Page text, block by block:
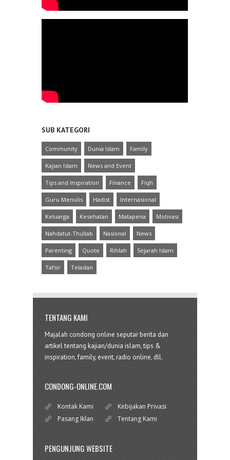
SUB KATEGORI
Community Dunia Islam Family
Kajian Islam News and Event
Tips and Inspiration Finance Fiqh
Guru Menulis Hadist Internasional
Keluarga Kesehatan Matapena Motivasi
Nahdatut-Thullab Nasional News
Parenting Quote Rihlah Sejarah Islam
Tafsir Teladan
TENTANG KAMI
Majalah condong online seputar berita dan
artikel tentang kajian/dunia islam, tips &
inspiration, family, event, radio online, dll.
CONDONG-ONLINE.COM
Kontak Kami
Kebijakan Privasi
Pasang Iklan
Tentang Kami
PENGUNJUNG WEBSITE